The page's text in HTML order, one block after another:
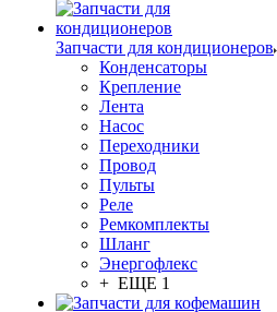
Запчасти для кондиционеров
Конденсаторы
Крепление
Лента
Насос
Переходники
Провод
Пульты
Реле
Ремкомплекты
Шланг
Энергофлекс
+ ЕЩЕ 1